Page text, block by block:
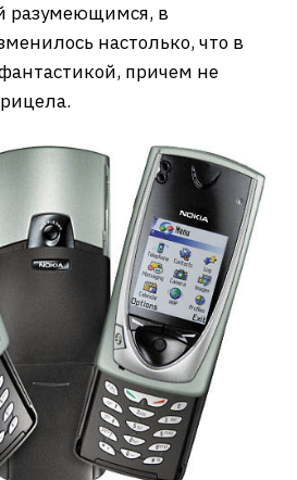
разумеющимся, в
настолько, что в
причем не